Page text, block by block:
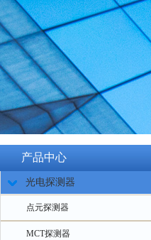
产品中心
光电探测器
点元探测器
MCT探测器